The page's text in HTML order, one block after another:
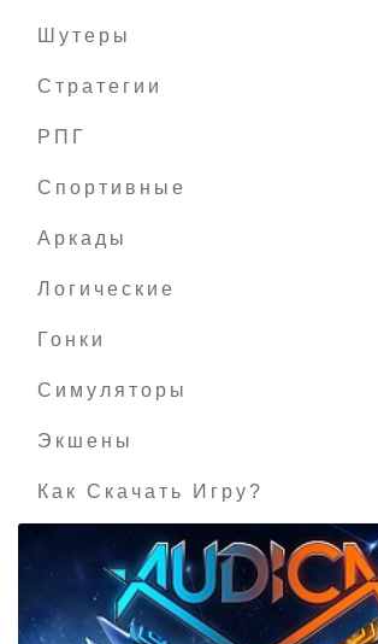
Шутеры
Стратегии
РПГ
Спортивные
Аркады
Логические
Гонки
Симуляторы
Экшены
Как Скачать Игру?